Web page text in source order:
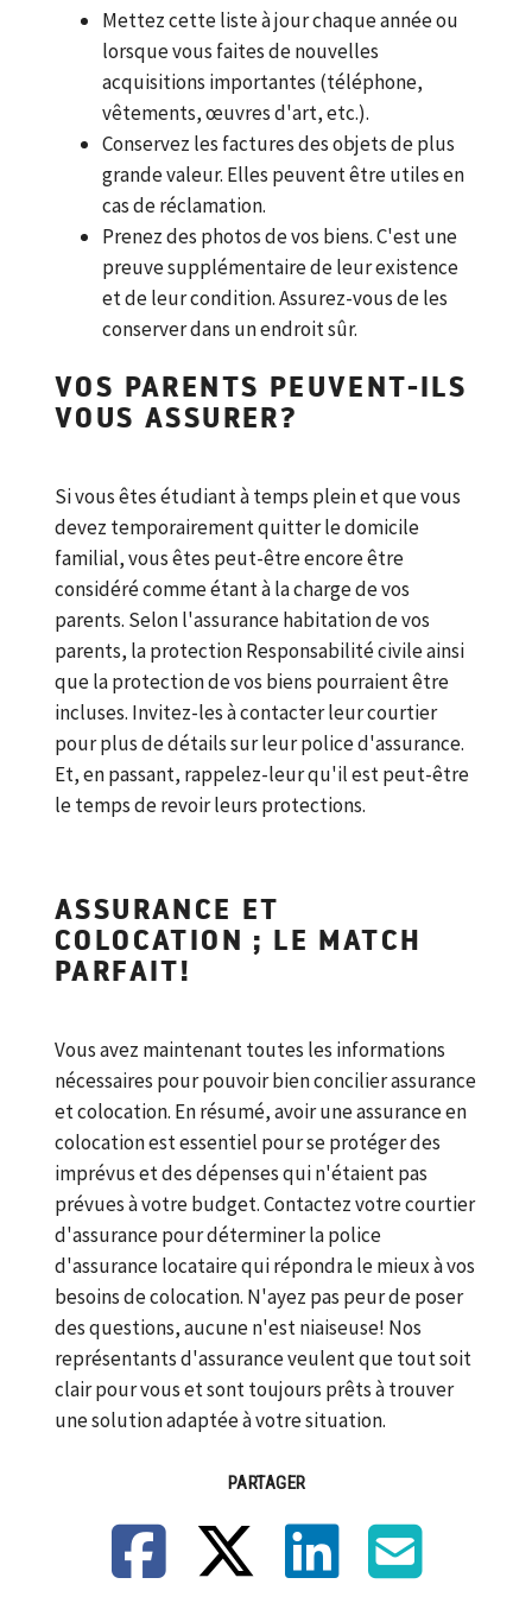
Mettez cette liste à jour chaque année ou
lorsque vous faites de nouvelles
acquisitions importantes (téléphone,
vêtements, œuvres d'art, etc.).
Conservez les factures des objets de plus
grande valeur. Elles peuvent être utiles en
cas de réclamation.
Prenez des photos de vos biens. C'est une
preuve supplémentaire de leur existence
et de leur condition. Assurez-vous de les
conserver dans un endroit sûr.
VOS PARENTS PEUVENT-ILS
VOUS ASSURER?
Si vous êtes étudiant à temps plein et que vous
devez temporairement quitter le domicile
familial, vous êtes peut-être encore être
considéré comme étant à la charge de vos
parents. Selon l'assurance habitation de vos
parents, la protection Responsabilité civile ainsi
que la protection de vos biens pourraient être
incluses. Invitez-les à contacter leur courtier
pour plus de détails sur leur police d'assurance.
Et, en passant, rappelez-leur qu'il est peut-être
le temps de revoir leurs protections.
ASSURANCE ET
COLOCATION ; LE MATCH
PARFAIT!
Vous avez maintenant toutes les informations
nécessaires pour pouvoir bien concilier assurance
et colocation. En résumé, avoir une assurance en
colocation est essentiel pour se protéger des
imprévus et des dépenses qui n'étaient pas
prévues à votre budget. Contactez votre courtier
d'assurance pour déterminer la police
d'assurance locataire qui répondra le mieux à vos
besoins de colocation. N'ayez pas peur de poser
des questions, aucune n'est niaiseuse! Nos
représentants d'assurance veulent que tout soit
clair pour vous et sont toujours prêts à trouver
une solution adaptée à votre situation.
PARTAGER
Facebook LinkedIn